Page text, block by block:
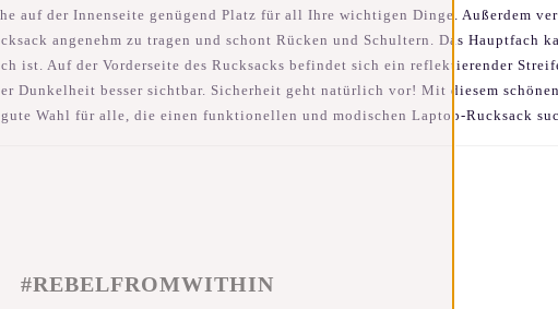
auf der Innenseite genügend Platz für all Ihre wichtigen Dinge. Außerdem
angenehm zu tragen und schont Rücken und Schultern. Das Hauptfach
ist. Auf der Vorderseite des Rucksacks befindet sich ein reflektierender
Dunkelheit besser sichtbar. Sicherheit geht natürlich vor! Mit diesem
Wahl für alle, die einen funktionellen und modischen Laptop-Rucksack
#REBELFROMWITHIN